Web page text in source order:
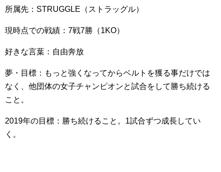
所属先：STRUGGLE（ストラッグル）
現時点での戦績：7戦7勝（1KO）
好きな言葉：自由奔放
夢・目標：もっと強くなってからベルトを獲る事だけでは
なく、他団体の女子チャンピオンと試合をして勝ち続ける
こと。
2019年の目標：勝ち続けること。1試合ずつ成長してい
く。